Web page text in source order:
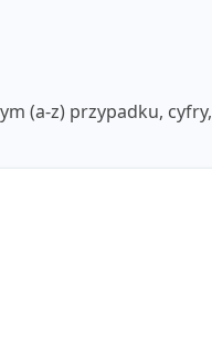
(a-z) przypadku,